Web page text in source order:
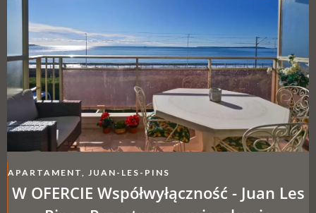
APARTAMENT, JUAN-LES-PINS
W OFERCIE Współwyłączność - Juan Les